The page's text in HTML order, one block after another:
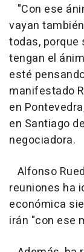
"Con ese
vayan
todas, porque
tengan el
esté
manifestado
en
en Santiago
negociadora.
Alfonso
reuniones ha
económica
irán "con ese